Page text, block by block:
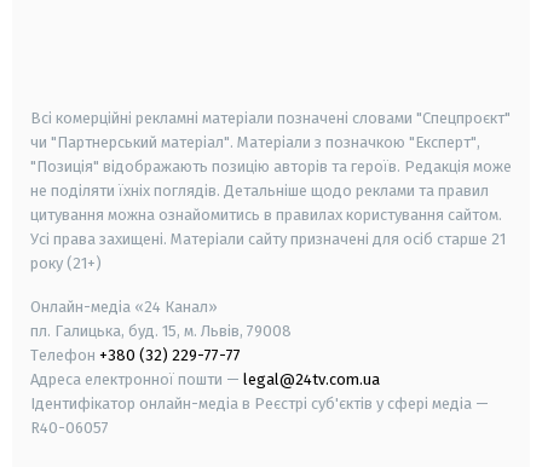
Всі комерційні рекламні матеріали позначені словами "Спецпроєкт"
чи "Партнерський матеріал". Матеріали з позначкою "Експерт",
"Позиція" відображають позицію авторів та героїв. Редакція може
не поділяти їхніх поглядів. Детальніше щодо реклами та правил
цитування можна ознайомитись в правилах користування сайтом.
Усі права захищені. Матеріали сайту призначені для осіб старше 21
року (21+)
Онлайн-медіа «24 Канал»
пл. Галицька, буд. 15, м. Львів, 79008
Телефон +380 (32) 229-77-77
Адреса електронної пошти — legal@24tv.com.ua
Ідентифікатор онлайн-медіа в Реєстрі суб'єктів у сфері медіа —
R40-06057